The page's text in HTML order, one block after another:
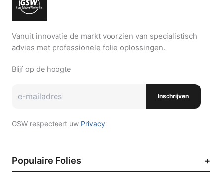
Vanuit innovatie de markt voorzien van specialistisch
advies met professionele folie oplossingen.
Blijf op de hoogte
Inschrijven
GSW respecteert uw Privacy
Populaire Folies